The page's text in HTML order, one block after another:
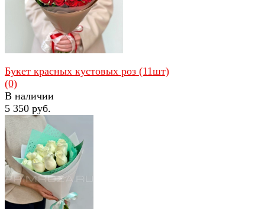
избранное сравнить
Букет красных кустовых роз (11шт)
(0)
В наличии
5 350 руб.